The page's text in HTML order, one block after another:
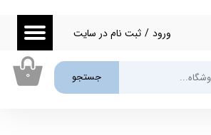
جستجو
ورود / ثبت نام در سایت
۰